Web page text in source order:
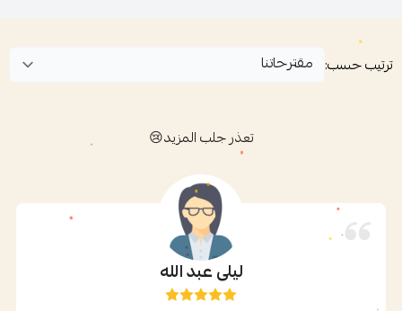
ترتيب حسب:
تعذر جلب المزيد😢
ليلى عبد الله